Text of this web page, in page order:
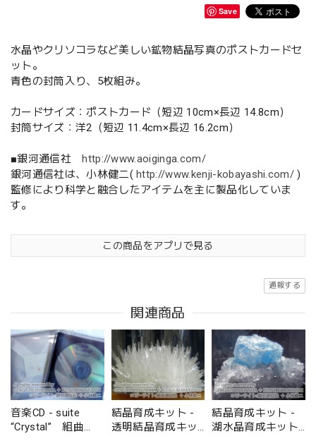
Save
水晶やクリソコラなど美しい鉱物結晶写真のポストカードセ
ット。
青色の封筒入り、5枚組み。
カードサイズ：ポストカード（短辺 10cm×長辺 14.8cm）
封筒サイズ：洋2（短辺 11.4cm×長辺 16.2cm）
■銀河通信社http://www.aoiginga.com/
銀河通信社は、小林健二(http://www.kenji-kobayashi.com/ )
監修により科学と融合したアイテムを主に製品化していま
す。
この商品をアプリで見る
通報する
関連商品
音楽CD - suite
“Crystal” 組曲
結晶育成キット -
透明結晶育成キッ
結晶育成キット -
湖水晶育成キット